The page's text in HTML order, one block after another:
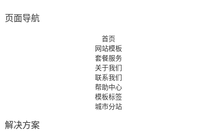
页面导航
首页
网站模板
套餐服务
关于我们
联系我们
帮助中心
模板标签
城市分站
解决方案